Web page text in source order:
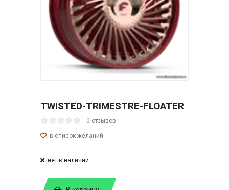
TWISTED-TRIMESTRE-FLOATER
0 отзывов
нет в наличии